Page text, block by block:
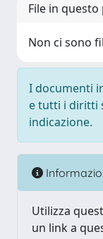
File in
Non ci sono
I documenti
e tutti i diritti
indicazione.
Utilizza
un link a